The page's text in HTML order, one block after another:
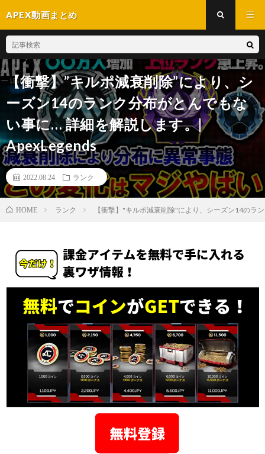
APEX動画まとめ
【衝撃】”キルポ減衰削除”により、シ
ーズン14のランク分布がとんでもな
い事に… 詳細を解説します。|
ApexLegends
2022.08.24 ランク
HOME ランク 【衝撃】"キルポ減衰削除"により、シーズン14のラ